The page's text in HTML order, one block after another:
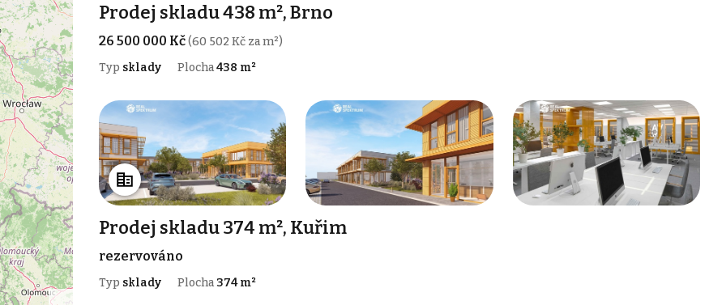
Prodej skladu 438 m², Brno
26 500 000 Kč(60 502 Kč za m²)
Typ sklady Plocha438 m²
Prodej skladu 374 m², Kuřim
rezervováno
Typ sklady Plocha 374 m²